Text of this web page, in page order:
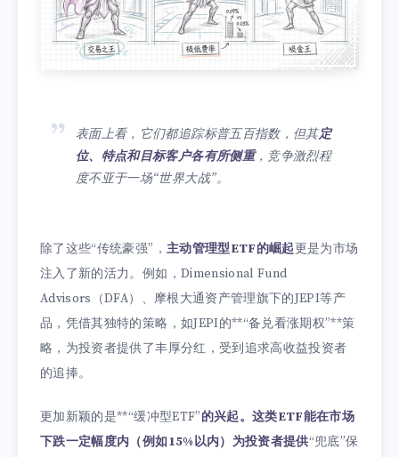
表面上看，它们都追踪标普五百指数，但其定
位、特点和目标客户各有所侧重，竞争激烈程
度不亚于一场“世界大战”。
除了这些“传统豪强”， 主动管理型ETF的崛起更是为市场
注入了新的活力。例如，Dimensional Fund
Advisors（DFA）、摩根大通资产管理旗下的JEPI等产
品，凭借其独特的策略，如JEPI的**“备兑看涨期权”**策
略，为投资者提供了丰厚分红，受到追求高收益投资者
的追捧。
更加新颖的是**“缓冲型ETF”的兴起。这类ETF能在市场
下跌一定幅度内（例如15%以内）为投资者提供“兜底”保